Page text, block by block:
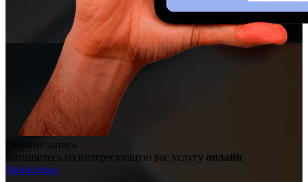
Онлайн-запись
Запишитесь на интересующую вас услугу онлайн
Записаться